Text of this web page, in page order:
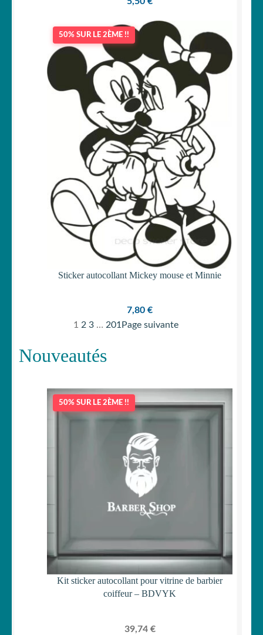
50% SUR LE 2ÈME !!
Sticker autocollant Mickey mouse et Minnie
7,80 €
1 2 3 … 201Page suivante
Nouveautés
50% SUR LE 2ÈME !!
Kit sticker autocollant pour vitrine de barbier
coiffeur – BDVYK
39,74 €